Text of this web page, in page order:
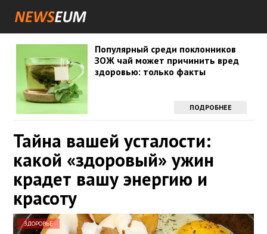
Популярный среди поклонников
ЗОЖ чай может причинить вред
здоровью: только факты
ПОДРОБНЕЕ
Тайна вашей усталости:
какой «здоровый» ужин
крадет вашу энергию и
красоту
ЗДОРОВЬЕ